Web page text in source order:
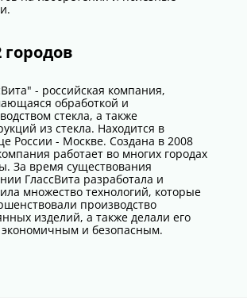
городов
- российская компания,
обработкой и
стекла, а также
из стекла. Находится в
России - Москве. Создана в 2008
работает во многих городах
За время существования
ГлассВита разработала и
множество технологий, которые
производство
изделий, а также делали его
экономичным и безопасным.